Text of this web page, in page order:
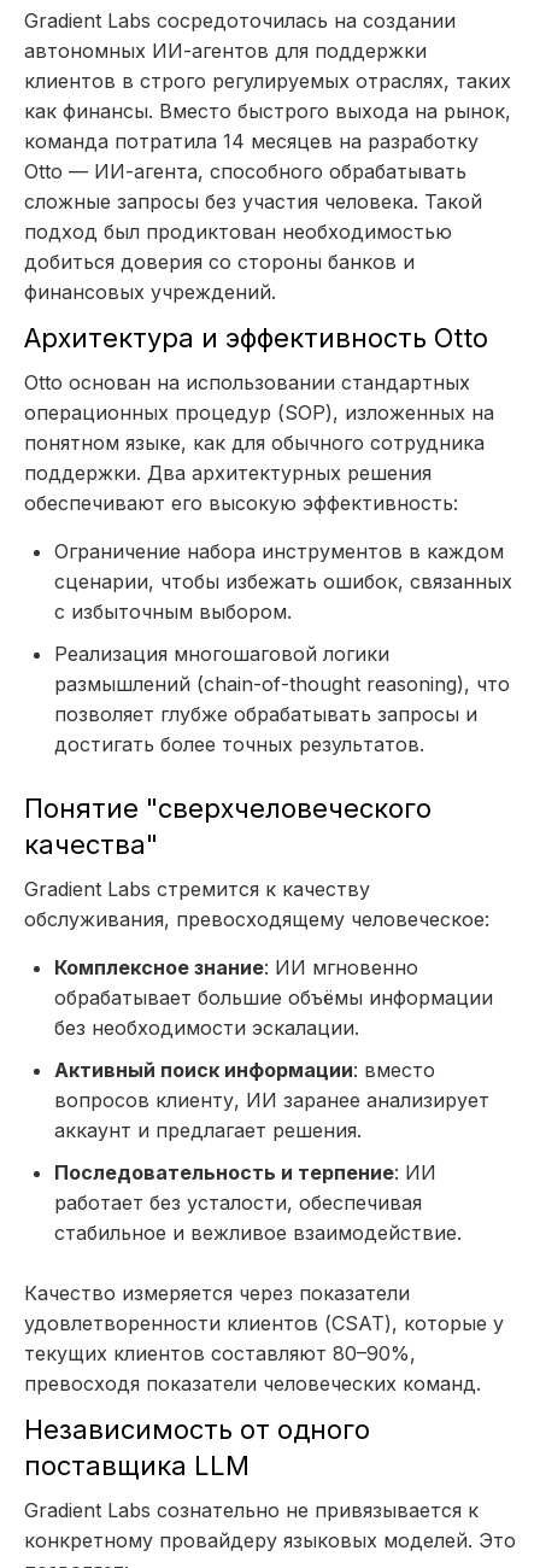
Gradient Labs сосредоточилась на создании
автономных ИИ-агентов для поддержки
клиентов в строго регулируемых отраслях, таких
как финансы. Вместо быстрого выхода на рынок,
команда потратила 14 месяцев на разработку
Otto — ИИ-агента, способного обрабатывать
сложные запросы без участия человека. Такой
подход был продиктован необходимостью
добиться доверия со стороны банков и
финансовых учреждений.
Архитектура и эффективность Otto
Otto основан на использовании стандартных
операционных процедур (SOP), изложенных на
понятном языке, как для обычного сотрудника
поддержки. Два архитектурных решения
обеспечивают его высокую эффективность:
Ограничение набора инструментов в каждом
сценарии, чтобы избежать ошибок, связанных
с избыточным выбором.
Реализация многошаговой логики
размышлений (chain-of-thought reasoning), что
позволяет глубже обрабатывать запросы и
достигать более точных результатов.
Понятие "сверхчеловеческого
качества"
Gradient Labs стремится к качеству
обслуживания, превосходящему человеческое:
Комплексное знание: ИИ мгновенно
обрабатывает большие объёмы информации
без необходимости эскалации.
Активный поиск информации: вместо
вопросов клиенту, ИИ заранее анализирует
аккаунт и предлагает решения.
Последовательность и терпение: ИИ
работает без усталости, обеспечивая
стабильное и вежливое взаимодействие.
Качество измеряется через показатели
удовлетворенности клиентов (CSAT), которые у
текущих клиентов составляют 80–90%,
превосходя показатели человеческих команд.
Независимость от одного
поставщика LLM
Gradient Labs сознательно не привязывается к
конкретному провайдеру языковых моделей. Это